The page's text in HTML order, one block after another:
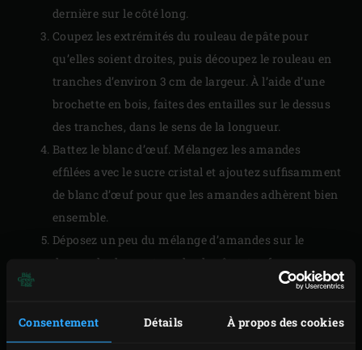
Consentement Détails À propos des cookies
dernière sur le côté long.
Coupez les extrémités du rouleau de pâte pour
qu’elles soient droites, puis découpez le rouleau en
tranches d’environ 3 cm de largeur. À l’aide d’une
brochette en bois, faites des entailles sur le dessus
des tranches, dans le sens de la longueur.
Battez le blanc d’œuf. Mélangez les amandes
effilées avec le sucre cristal et ajoutez suffisamment
de blanc d’œuf pour que les amandes adhèrent bien
ensemble.
Déposez un peu du mélange d’amandes sur le
dessus de chaque tranche de pâte et enfoncez un